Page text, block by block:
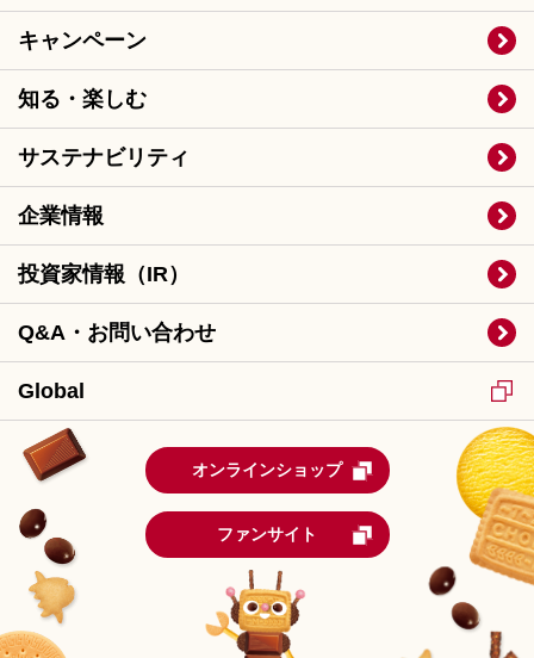
キャンペーン
知る・楽しむ
サステナビリティ
企業情報
投資家情報（IR）
Q&A・お問い合わせ
Global
オンラインショップ
ファンサイト